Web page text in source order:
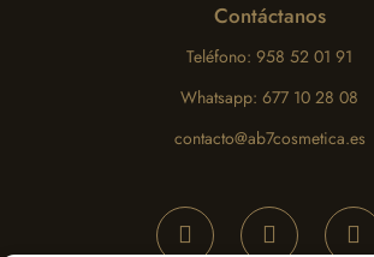
Contáctanos
Teléfono: 958 52 01 91
Whatsapp: 677 10 28 08
contacto@ab7cosmetica.es